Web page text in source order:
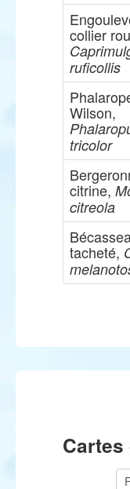
collier
ruficollis
Wilson,
tricolor
citrine,
citreola
tacheté,